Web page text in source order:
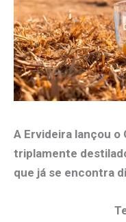
A Ervideira lançou o
triplamente
que já se encontra